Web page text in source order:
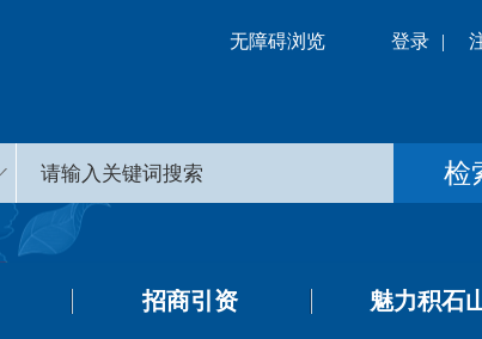
无障碍浏览 登录 |
招商引资 魅力积石